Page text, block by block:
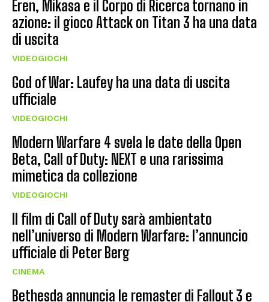
Eren, Mikasa e il Corpo di Ricerca tornano in
azione: il gioco Attack on Titan 3 ha una data
di uscita
VIDEOGIOCHI
God of War: Laufey ha una data di uscita
ufficiale
VIDEOGIOCHI
Modern Warfare 4 svela le date della Open
Beta, Call of Duty: NEXT e una rarissima
mimetica da collezione
VIDEOGIOCHI
Il film di Call of Duty sarà ambientato
nell’universo di Modern Warfare: l’annuncio
ufficiale di Peter Berg
CINEMA
Bethesda annuncia le remaster di Fallout 3 e